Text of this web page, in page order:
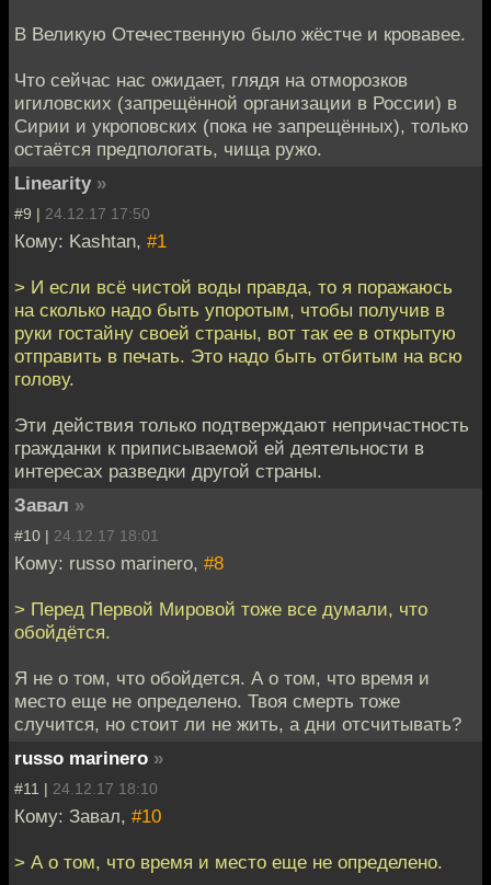
В Великую Отечественную было жёстче и кровавее.
Что сейчас нас ожидает, глядя на отморозков
игиловских (запрещённой организации в России) в
Сирии и укроповских (пока не запрещённых), только
остаётся предпологать, чища ружо.
Linearity »
#9 | 24.12.17 17:50
Кому: Kashtan, #1
> И если всё чистой воды правда, то я поражаюсь
на сколько надо быть упоротым, чтобы получив в
руки гостайну своей страны, вот так ее в открытую
отправить в печать. Это надо быть отбитым на всю
голову.
Эти действия только подтверждают непричастность
гражданки к приписываемой ей деятельности в
интересах разведки другой страны.
Завал »
#10 | 24.12.17 18:01
Кому: russo marinero, #8
> Перед Первой Мировой тоже все думали, что
обойдётся.
Я не о том, что обойдется. А о том, что время и
место еще не определено. Твоя смерть тоже
случится, но стоит ли не жить, а дни отсчитывать?
russo marinero »
#11 | 24.12.17 18:10
Кому: Завал, #10
> А о том, что время и место еще не определено.